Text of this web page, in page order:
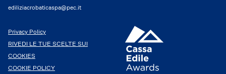
ediliziacrobaticaspa@pec.it
Privacy Policy
RIVEDI LE TUE SCELTE SUI
COOKIES
COOKIE POLICY